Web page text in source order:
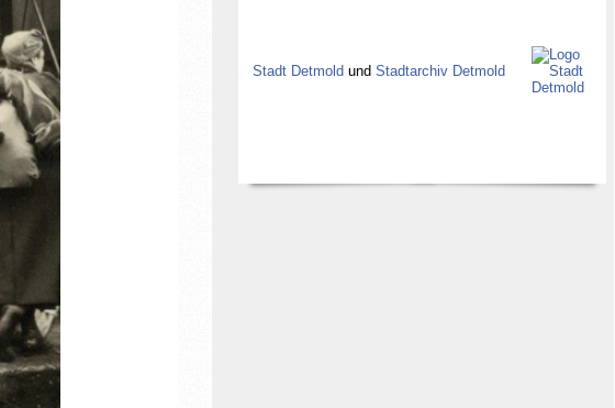
Stadt Detmoldund Stadtarchiv Detmold